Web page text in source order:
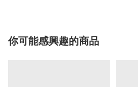
你可能感興趣的商品